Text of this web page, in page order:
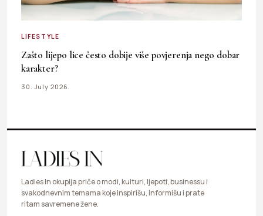
LIFESTYLE
Zašto lijepo lice često dobije više povjerenja nego dobar
karakter?
30. July 2026.
Ladies In okuplja priče o modi, kulturi, ljepoti, businessu i
svakodnevnim temama koje inspirišu, informišu i prate
ritam savremene žene.